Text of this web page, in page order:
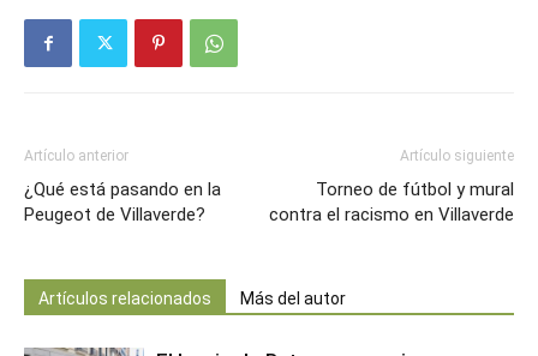
Artículo anterior
¿Qué está pasando en la
Peugeot de Villaverde?
Artículo siguiente
Torneo de fútbol y mural
contra el racismo en Villaverde
Artículos relacionados Más del autor